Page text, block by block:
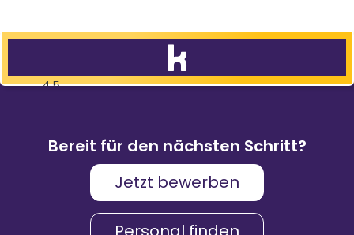
4,5
Bewertungen
Weiterempfehlungen
Karriere & Gehalt
4,2
Bereit für den nächsten Schritt?
Jetzt bewerben